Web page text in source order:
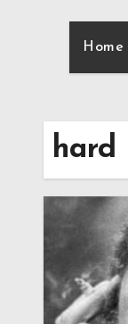
Home
hard